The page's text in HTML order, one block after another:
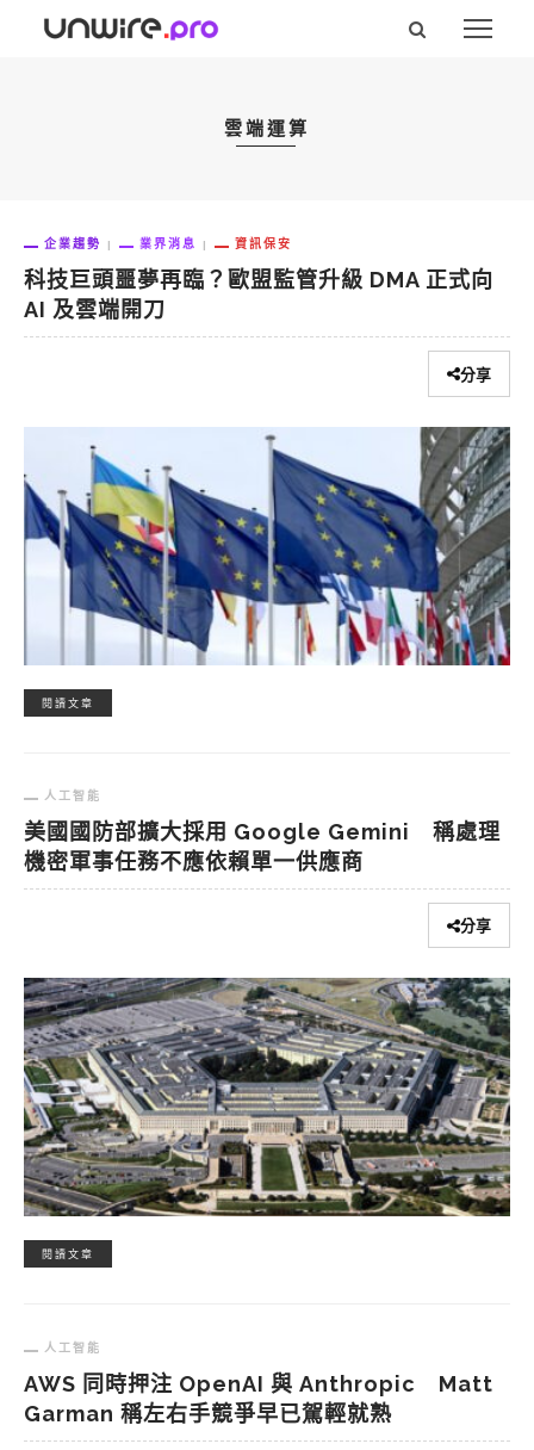
雲端運算
企業趨勢 業界消息 資訊保安
科技巨頭噩夢再臨？歐盟監管升級 DMA 正式向
AI 及雲端開刀
分享
閱讀文章
人工智能
美國國防部擴大採用 Google Gemini 稱處理
機密軍事任務不應依賴單一供應商
分享
閱讀文章
人工智能
AWS 同時押注 OpenAI 與 Anthropic Matt
Garman 稱左右手競爭早已駕輕就熟